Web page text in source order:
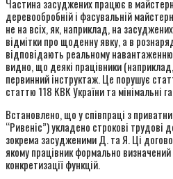
Частина засуджених працює в
деревообробній і фасувальній
не на всіх, як, наприклад, на
відмітки про щоденну явку, а в
відповідають реальному
видно, що деякі працівники
первинний інструктаж. Це порушує
статтю 118 КВК України та мінімальні
Встановлено, що у співпраці з
“Ривеніс”) укладено строкові трудові
зокрема засудженими Д. та Я. Ці
якому працівник формально визначений
конкретизації функцій.